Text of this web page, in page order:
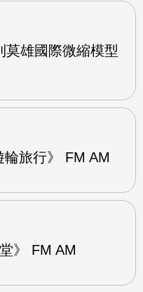
莫雄國際微縮模型
旅行》 FM AM
》 FM AM